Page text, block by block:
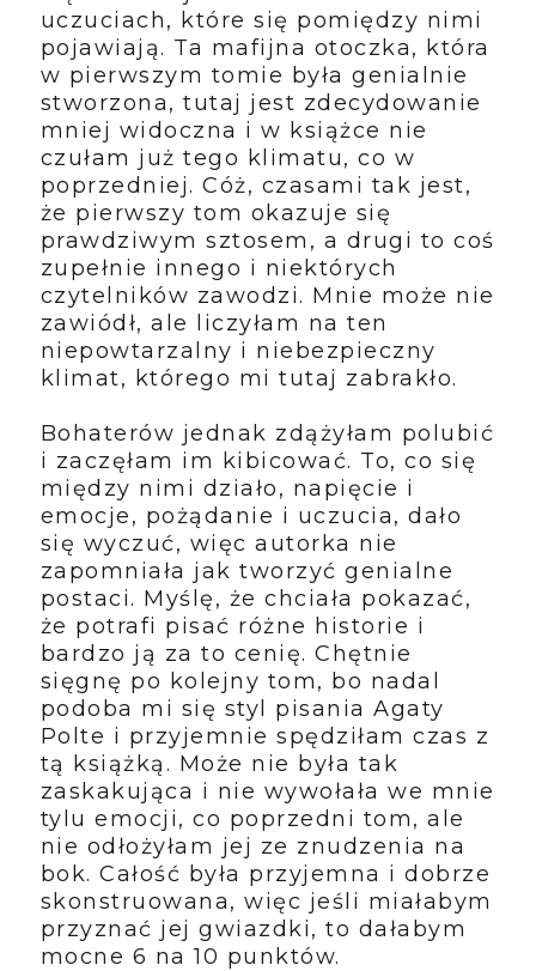
uczuciach, które się pomiędzy nimi
pojawiają. Ta mafijna otoczka, która
w pierwszym tomie była genialnie
stworzona, tutaj jest zdecydowanie
mniej widoczna i w książce nie
czułam już tego klimatu, co w
poprzedniej. Cóż, czasami tak jest,
że pierwszy tom okazuje się
prawdziwym sztosem, a drugi to coś
zupełnie innego i niektórych
czytelników zawodzi. Mnie może nie
zawiódł, ale liczyłam na ten
niepowtarzalny i niebezpieczny
klimat, którego mi tutaj zabrakło.
Bohaterów jednak zdążyłam polubić
i zaczęłam im kibicować. To, co się
między nimi działo, napięcie i
emocje, pożądanie i uczucia, dało
się wyczuć, więc autorka nie
zapomniała jak tworzyć genialne
postaci. Myślę, że chciała pokazać,
że potrafi pisać różne historie i
bardzo ją za to cenię. Chętnie
sięgnę po kolejny tom, bo nadal
podoba mi się styl pisania Agaty
Polte i przyjemnie spędziłam czas z
tą książką. Może nie była tak
zaskakująca i nie wywołała we mnie
tylu emocji, co poprzedni tom, ale
nie odłożyłam jej ze znudzenia na
bok. Całość była przyjemna i dobrze
skonstruowana, więc jeśli miałabym
przyznać jej gwiazdki, to dałabym
mocne 6 na 10 punktów.